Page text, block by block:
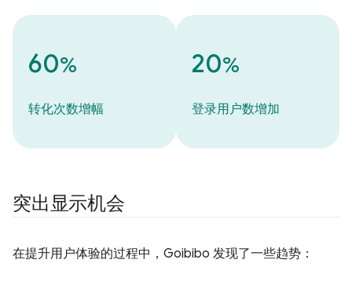
60%
转化次数增幅
20%
登录用户数增加
突出显示机会
在提升用户体验的过程中，Goibibo 发现了一些趋势：